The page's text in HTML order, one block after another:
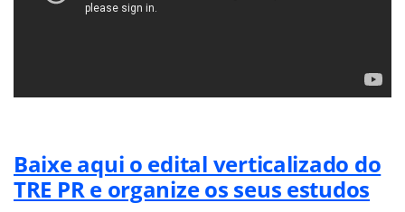
Baixe aqui o edital verticalizado do
TRE PR e organize os seus estudos